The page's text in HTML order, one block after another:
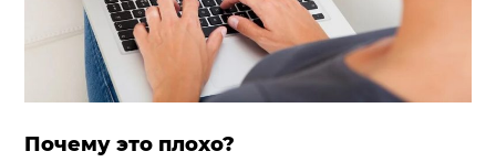
Почему это плохо?